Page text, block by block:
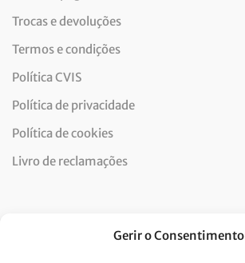
Gerir o Consentimento
Trocas e devoluções
Termos e condições
Política CVIS
Política de privacidade
Política de cookies
Livro de reclamações